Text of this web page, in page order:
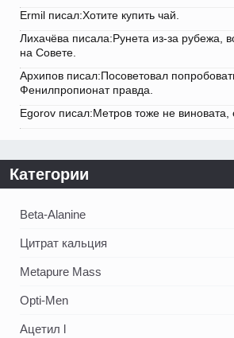
Ermil писал:Хотите купить чай.
Лихачёва писала:Рунета из-за рубежа,
на Совете.
Архипов писал:Посоветовал
Фенилпропионат правда.
Egorov писал:Метров тоже не виновата,
Категории
Beta-Alanine
Цитрат кальция
Metapure Mass
Opti-Men
Ацетил l